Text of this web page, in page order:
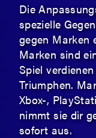
Die
spezielle
gegen Marken
Marken sind
Spiel
Triumphen.
Xbox-,
nimmt sie dir
sofort aus.